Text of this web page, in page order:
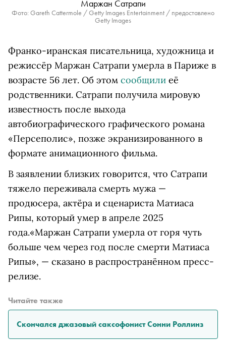
Маржан Сатрапи
Фото: Gareth Cattermole / Getty Images Entertainment / предоставлено
Getty Images
Франко-иранская писательница, художница и
режиссёр Маржан Сатрапи умерла в Париже в
возрасте 56 лет. Об этом сообщили её
родственники. Сатрапи получила мировую
известность после выхода
автобиографического графического романа
«Персеполис», позже экранизированного в
формате анимационного фильма.
В заявлении близких говорится, что Сатрапи
тяжело переживала смерть мужа —
продюсера, актёра и сценариста Матиаса
Рипы, который умер в апреле 2025
года.«Маржан Сатрапи умерла от горя чуть
больше чем через год после смерти Матиаса
Рипы», — сказано в распространённом пресс-
релизе.
Читайте также
Скончался джазовый саксофонист Сонни Роллинз